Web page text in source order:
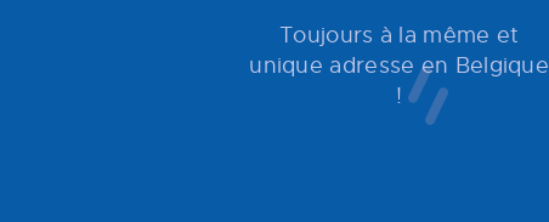
Toujours à la même et
unique adresse en Belgique
!